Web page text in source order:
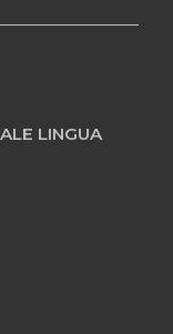
LINGUA